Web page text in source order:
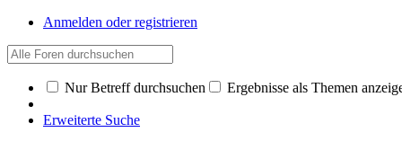
Anmelden oder registrieren
Nur Betreff durchsuchen Ergebnisse als Themen
Erweiterte Suche